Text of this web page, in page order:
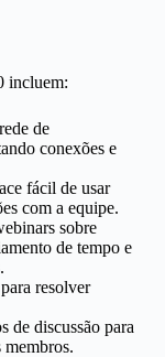
incluem:
de
conexões e
fácil de usar
com a equipe.
sobre
de tempo e
resolver
de discussão para
membros.